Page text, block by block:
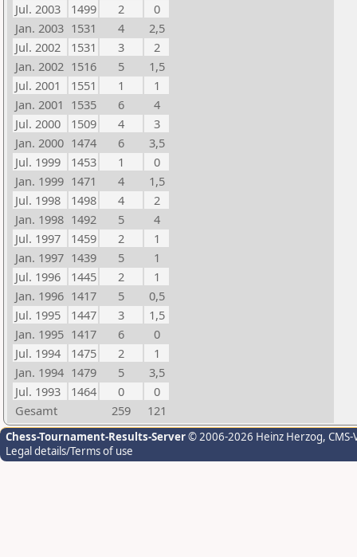
Jul. 2003
1499 2
0
Jan. 2003 1531 4
2,5
Jul. 2002
1531 3
2
Jan. 2002 1516 5
1,5
Jul. 2001
1551 1
1
Jan. 2001 1535 6
4
Jul. 2000
1509 4
3
Jan. 2000 1474 6
3,5
Jul. 1999
1453 1
0
Jan. 1999 1471 4
1,5
Jul. 1998
1498 4
2
Jan. 1998 1492 5
4
Jul. 1997
1459 2
1
Jan. 1997 1439 5
1
Jul. 1996
1445 2
1
Jan. 1996 1417 5
0,5
Jul. 1995
1447 3
1,5
Jan. 1995 1417 6
0
Jul. 1994
1475 2
1
Jan. 1994 1479 5
3,5
Jul. 1993
1464 0
0
Gesamt
259 121
Chess-Tournament-Results-Server© 2006-2026 Heinz Herzog,
Legal details/Terms of use